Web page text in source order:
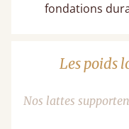
fondations
Les poids
Nos lattes